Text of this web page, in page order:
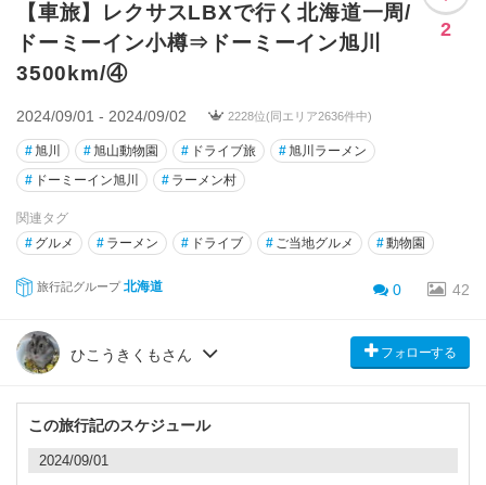
【車旅】レクサスLBXで行く北海道一周/
ドーミーイン小樽⇒ドーミーイン旭川
3500km/④
2
2024/09/01 - 2024/09/02 2228位(同エリア2636件中)
#旭川 #旭山動物園 # ドライブ旅 #旭川ラーメン
# ドーミーイン旭川 # ラーメン村
関連タグ
# グルメ # ラーメン # ドライブ # ご当地グルメ #動物園
旅行記グループ 北海道 0 42
ひこうきくもさん フォローする
この旅行記のスケジュール
2024/09/01